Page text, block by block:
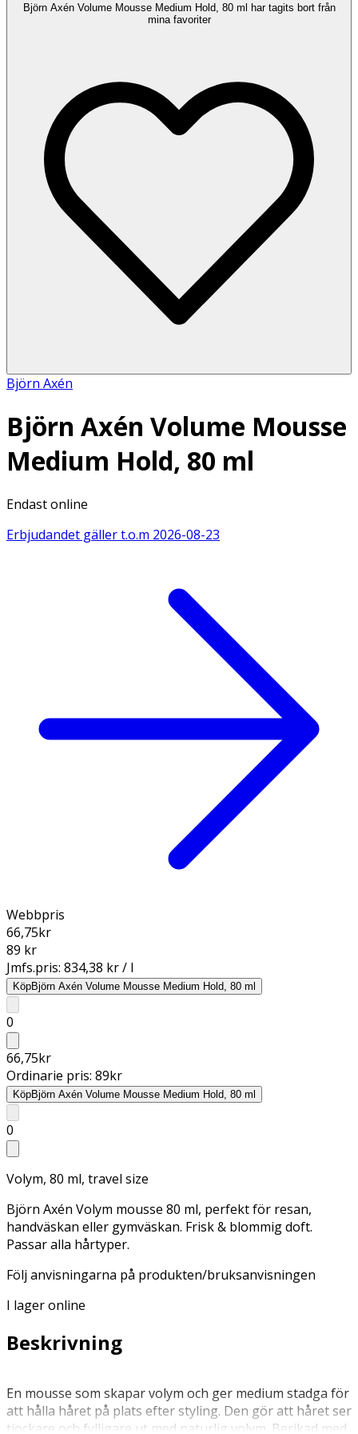
Björn Axén Volume Mousse Medium Hold, 80 ml har tagits bort från
mina favoriter
Björn Axén
Björn Axén Volume Mousse
Medium Hold, 80 ml
Endast online
Erbjudandet gäller t.o.m 2026-08-23
Webbpris
66,75kr
89 kr
Jmfs.pris: 834,38 kr / l
KöpBjörn Axén Volume Mousse Medium Hold, 80 ml
0
66,75kr
Ordinarie pris: 89kr
KöpBjörn Axén Volume Mousse Medium Hold, 80 ml
0
Volym, 80 ml, travel size
Björn Axén Volym mousse 80 ml, perfekt för resan,
handväskan eller gymväskan. Frisk & blommig doft.
Passar alla hårtyper.
Följ anvisningarna på produkten/bruksanvisningen
I lager online
Beskrivning
En mousse som skapar volym och ger medium stadga för
att hålla håret på plats efter styling. Den gör att håret ser
tjockare och fylligare ut med naturlig volym. Berikad med